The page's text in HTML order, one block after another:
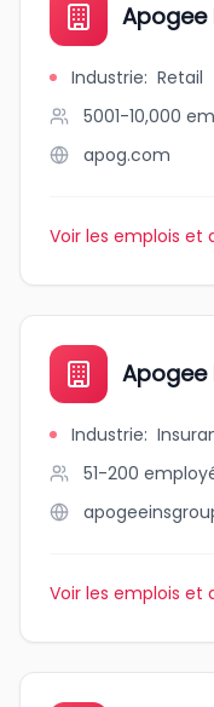
Apogee
Industrie: Retail
5001-10,000
apog.com
Voir les emplois et
Apogee
Industrie:
51-200
Voir les emplois et